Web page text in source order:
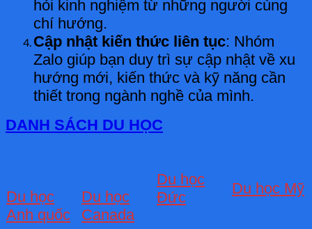
hỏi kinh nghiệm từ những người cùng
chí hướng.
Cập nhật kiến thức liên tục: Nhóm
Zalo giúp bạn duy trì sự cập nhật về xu
hướng mới, kiến thức và kỹ năng cần
thiết trong ngành nghề của mình.
DANH SÁCH DU HỌC
Du học
Anh quốc
Du học
Canada
Du học
Đức
Du học Mỹ